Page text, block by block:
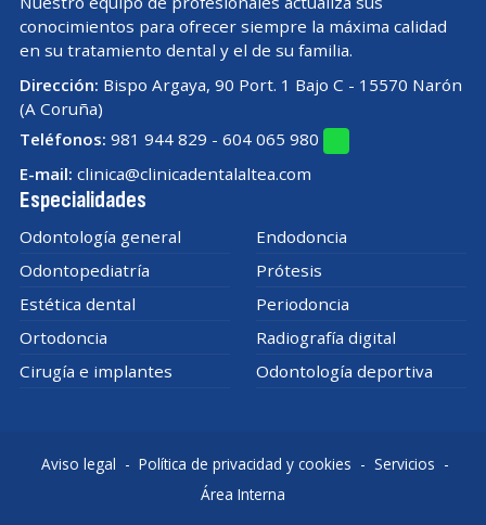
conocimientos para ofrecer siempre la máxima calidad
en su tratamiento dental y el de su familia.
Dirección: Bispo Argaya, 90 Port. 1 Bajo C - 15570 Narón
(A Coruña)
Teléfonos: 981 944 829 - 604 065 980
E-mail: clinica@clinicadentalaltea.com
Especialidades
Odontología general
Endodoncia
Odontopediatría
Prótesis
Estética dental
Periodoncia
Ortodoncia
Radiografía digital
Cirugía e implantes
Odontología deportiva
Aviso legal - Política de privacidad y cookies - Servicios -
Área Interna